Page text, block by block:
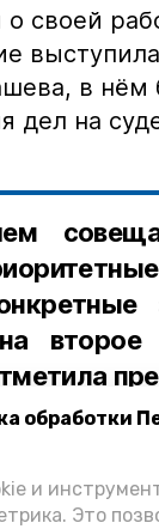
обработки
и
Это
своей
в нём
дел на
второе